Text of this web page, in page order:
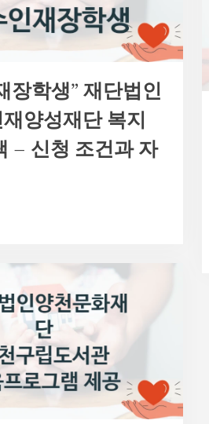
장학생” 재단법인
양성재단 복지
– 신청 조건과 자